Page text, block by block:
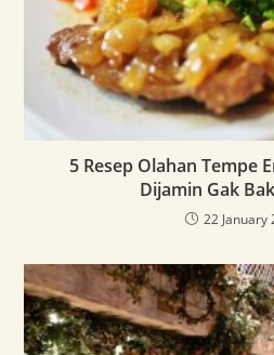
5 Resep Olahan Tempe
Dijamin Gak
22 January